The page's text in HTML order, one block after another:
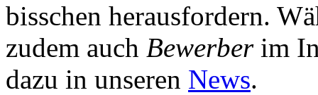
bisschen herausfordern.
zudem auch Bewerberim
dazu in unseren News.